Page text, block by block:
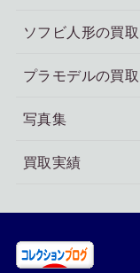
ソフビ人形の買取
プラモデルの買取
写真集
買取実績